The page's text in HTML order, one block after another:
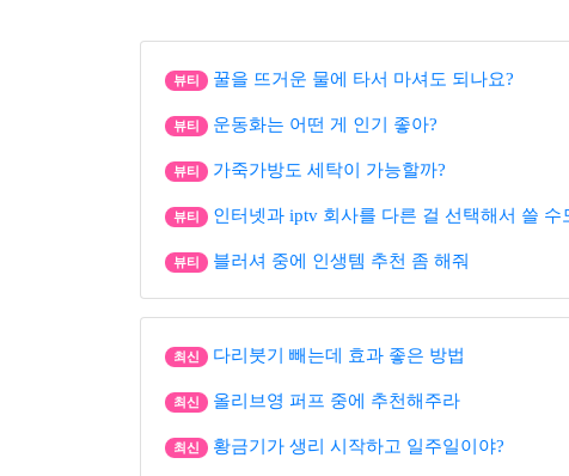
뷰티 꿀을 뜨거운 물에 타서 마셔도 되나요?
뷰티 운동화는 어떤 게 인기 좋아?
뷰티 가죽가방도 세탁이 가능할까?
뷰티 인터넷과 iptv 회사를 다른 걸 선택해서 쓸 수
뷰티 블러셔 중에 인생템 추천 좀 해줘
최신 다리붓기 빼는데 효과 좋은 방법
최신 올리브영 퍼프 중에 추천해주라
최신 황금기가 생리 시작하고 일주일이야?